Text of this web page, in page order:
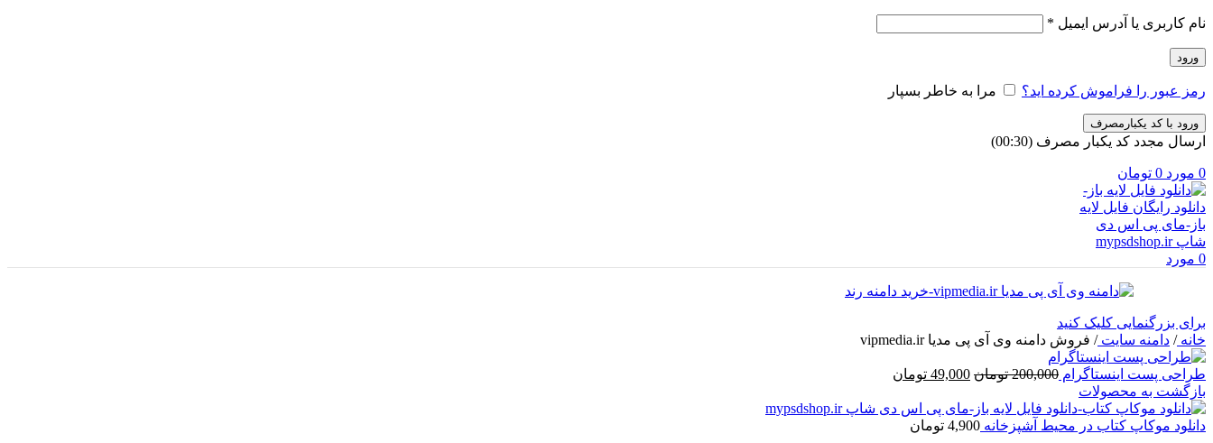
نام کاربری یا آدرس ایمیل *
ورود
رمز عبور را فراموش کرده اید؟ مرا به خاطر بسپار
ورود با کد یکبارمصرف
ارسال مجدد کد یکبار مصرف (00:
30
)
0 مورد 0 تومان
0 مورد
برای بزرگنمایی کلیک کنید
خانه/ دامنه سایت/ فروش دامنه وی آی پی مدیا vipmedia.ir
طراحی پست اینستاگرام 200,000 تومان قیمت
200,000 تومان
بود.
49,000 تومان
49,000 تومان
بازگشت به محصولات
دانلود موکاپ کتاب در محیط آشپزخانه 4,900 تومان